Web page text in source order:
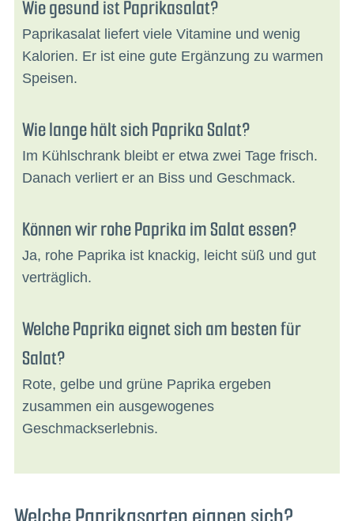
Wie gesund ist Paprikasalat?
Paprikasalat liefert viele Vitamine und wenig
Kalorien. Er ist eine gute Ergänzung zu warmen
Speisen.
Wie lange hält sich Paprika Salat?
Im Kühlschrank bleibt er etwa zwei Tage frisch.
Danach verliert er an Biss und Geschmack.
Können wir rohe Paprika im Salat essen?
Ja, rohe Paprika ist knackig, leicht süß und gut
verträglich.
Welche Paprika eignet sich am besten für
Salat?
Rote, gelbe und grüne Paprika ergeben
zusammen ein ausgewogenes
Geschmackserlebnis.